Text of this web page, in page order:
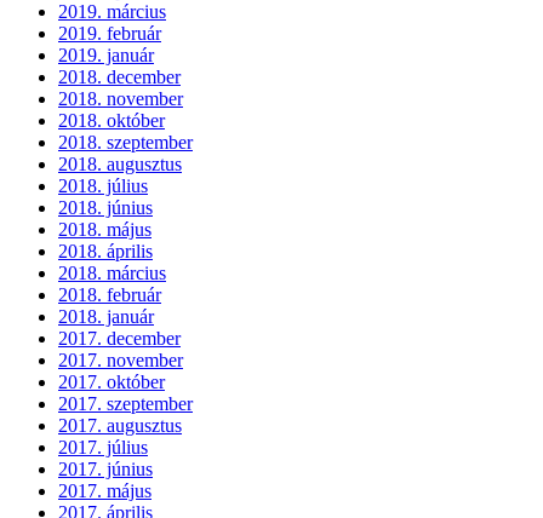
2019. március
2019. február
2019. január
2018. december
2018. november
2018. október
2018. szeptember
2018. augusztus
2018. július
2018. június
2018. május
2018. április
2018. március
2018. február
2018. január
2017. december
2017. november
2017. október
2017. szeptember
2017. augusztus
2017. július
2017. június
2017. május
2017. április